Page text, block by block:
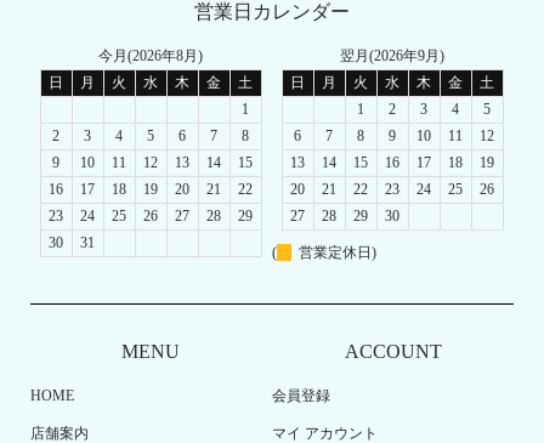
営業日カレンダー
今月(2026年8月)
日
月 火 水 木 金
土
1
2
3 4 5 6 7
8
9
10 11 12 13 14
15
16
17 18 19 20 21
22
23
24 25 26 27 28
29
30
31
翌月(2026年9月)
日
月 火 水 木 金
土
1
2 3 4
5
6
7 8 9 10 11
12
13
14 15 16 17 18
19
20
21 22 23 24 25
26
27
28 29 30
( 営業定休日)
MENU
HOME
店舗案内
ACCOUNT
会員登録
マイ アカウント